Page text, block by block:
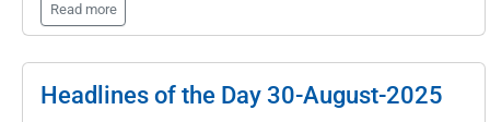
Read more
Headlines of the Day 30-August-2025